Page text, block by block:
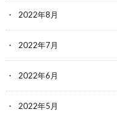
2022年8月
2022年7月
2022年6月
2022年5月